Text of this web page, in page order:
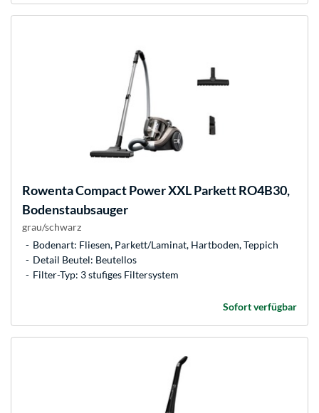
RowentaCompact Power XXL Parkett RO4B30,
Bodenstaubsauger
grau/schwarz
Bodenart: Fliesen, Parkett/Laminat, Hartboden, Teppich
Detail Beutel: Beutellos
Filter-Typ: 3 stufiges Filtersystem
Sofort verfügbar